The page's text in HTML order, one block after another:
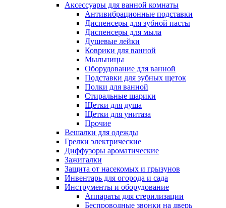
Аксессуары для ванной комнаты
Антивибрационные подставки
Диспенсеры для зубной пасты
Диспенсеры для мыла
Душевые лейки
Коврики для ванной
Мыльницы
Оборудование для ванной
Подставки для зубных щеток
Полки для ванной
Стиральные шарики
Щетки для душа
Щетки для унитаза
Прочие
Вешалки для одежды
Грелки электрические
Диффузоры ароматические
Зажигалки
Защита от насекомых и грызунов
Инвентарь для огорода и сада
Инструменты и оборудование
Аппараты для стерилизации
Беспроводные звонки на дверь